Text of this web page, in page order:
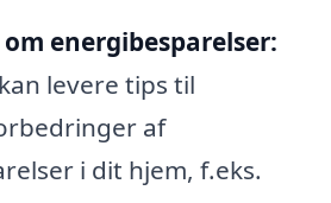
energibesparelser:
levere tips til
af
i dit hjem, f.eks.